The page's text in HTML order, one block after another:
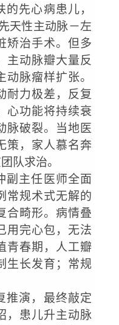
先心病患儿，
天性主动脉－左
矫治手术。但多
主动脉瓣大量反
脉瘤样扩张。
耐力极差，反复
心功能将持续衰
脉破裂。当地医
策，家人慕名奔
队求治。
副主任医师全面
常规术式无解的
合畸形。病情叠
用完心包，无法
青春期，人工瓣
生长发育；常规
推演，最终敲定
，患儿升主动脉